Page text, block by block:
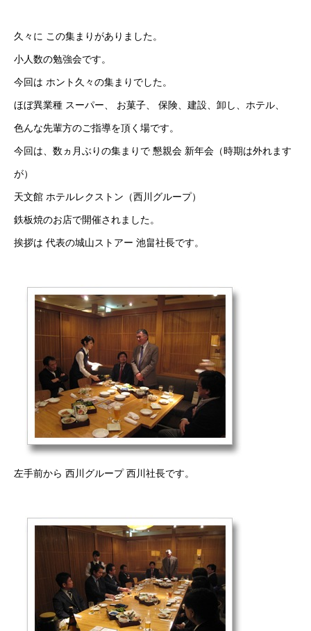
久々に この集まりがありました。
小人数の勉強会です。
今回は ホント久々の集まりでした。
ほぼ異業種 スーパー、 お菓子、 保険、建設、卸し、ホテル、
色んな先輩方のご指導を頂く場です。
今回は、数ヵ月ぶりの集まりで 懇親会 新年会（時期は外れます
が）
天文館 ホテルレクストン（西川グループ）
鉄板焼のお店で開催されました。
挨拶は 代表の城山ストアー 池畠社長です。
左手前から 西川グループ 西川社長です。